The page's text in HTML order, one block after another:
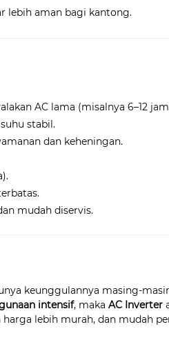
lebih aman bagi kantong.
AC lama (misalnya 6–12
stabil.
dan keheningan.
mudah diservis.
keunggulannya masing-
intensif, makaAC Inverter
harga lebih murah, dan mudah